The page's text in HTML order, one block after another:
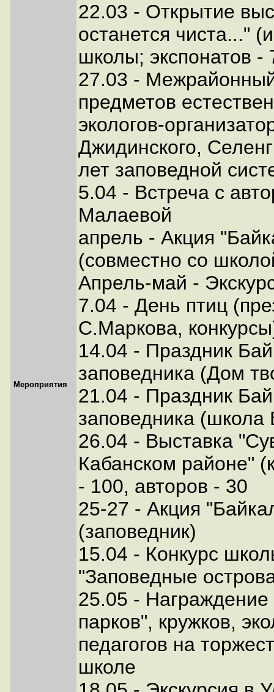
Мероприятия
22.03 - Открытие
останется чиста..."
школы; экспонатов -
27.03 -
предметов
экологов-
Джидинского,
лет заповедной
5.04 - Встреча с
Малаевой
апрель - Акция
(совместно со
Апрель-май -
7.04 - День птиц
С.Маркова,
14.04 - Праздник
заповедника (Дом
21.04 - Праздник
заповедника
26.04 - Выставка
Кабанском районе"
- 100, авторов - 30
25-27 - Акция
(заповедник)
15.04 - Конкурс
"Заповедные
25.05 -
парков", кружков,
педагогов на
школе